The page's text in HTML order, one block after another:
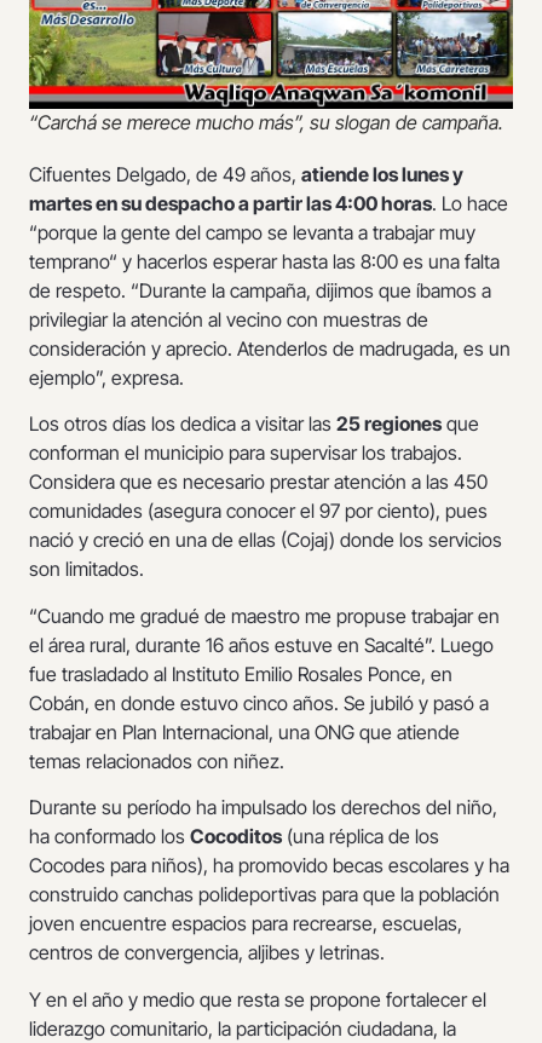
“Carchá se merece mucho más”, su slogan de campaña.
Cifuentes Delgado, de 49 años, atiende los lunes y
martes en su despacho a partir las 4:00 horas. Lo hace
“porque la gente del campo se levanta a trabajar muy
temprano“ y hacerlos esperar hasta las 8:00 es una falta
de respeto. “Durante la campaña, dijimos que íbamos a
privilegiar la atención al vecino con muestras de
consideración y aprecio. Atenderlos de madrugada, es un
ejemplo”, expresa.
Los otros días los dedica a visitar las 25 regiones que
conforman el municipio para supervisar los trabajos.
Considera que es necesario prestar atención a las 450
comunidades (asegura conocer el 97 por ciento), pues
nació y creció en una de ellas (Cojaj) donde los servicios
son limitados.
“Cuando me gradué de maestro me propuse trabajar en
el área rural, durante 16 años estuve en Sacalté”. Luego
fue trasladado al Instituto Emilio Rosales Ponce, en
Cobán, en donde estuvo cinco años. Se jubiló y pasó a
trabajar en Plan Internacional, una ONG que atiende
temas relacionados con niñez.
Durante su período ha impulsado los derechos del niño,
ha conformado los Cocoditos (una réplica de los
Cocodes para niños), ha promovido becas escolares y ha
construido canchas polideportivas para que la población
joven encuentre espacios para recrearse, escuelas,
centros de convergencia, aljibes y letrinas.
Y en el año y medio que resta se propone fortalecer el
liderazgo comunitario, la participación ciudadana, la